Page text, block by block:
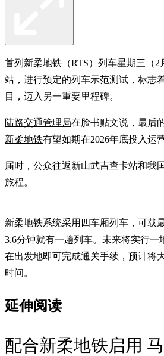
首列新柔地铁（RTS）列车星期三（
站，进行预定的列车示范测试，标志
目，迈入另一重要里程碑。
陆路交通管理局在脸书贴文说，最后
新柔地铁有望如期在2026年底投入运营
届时，公众往返新山武吉查卡站和我
旅程。
新柔地铁系统采用四车厢列车，可载
3.6分钟就有一趟列车。未来将实行一
在出发地即可完成通关手续，预计将
时间。
延伸阅读
配合新柔地铁启用